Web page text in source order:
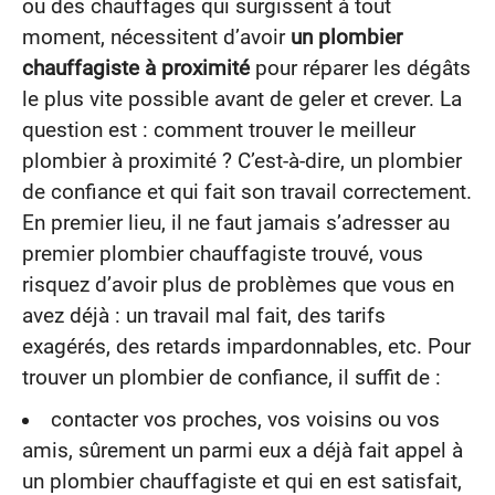
ou des chauffages qui surgissent à tout
moment, nécessitent d’avoirun plombier
chauffagiste à proximitépour réparer les dégâts
le plus vite possible avant de geler et crever. La
question est : comment trouver le meilleur
plombier à proximité ? C’est-à-dire, un plombier
de confiance et qui fait son travail correctement.
En premier lieu, il ne faut jamais s’adresser au
premier plombier chauffagiste trouvé, vous
risquez d’avoir plus de problèmes que vous en
avez déjà : un travail mal fait, des tarifs
exagérés, des retards impardonnables, etc. Pour
trouver un plombier de confiance, il suffit de :
contacter vos proches, vos voisins ou vos
amis, sûrement un parmi eux a déjà fait appel à
un plombier chauffagiste et qui en est satisfait,